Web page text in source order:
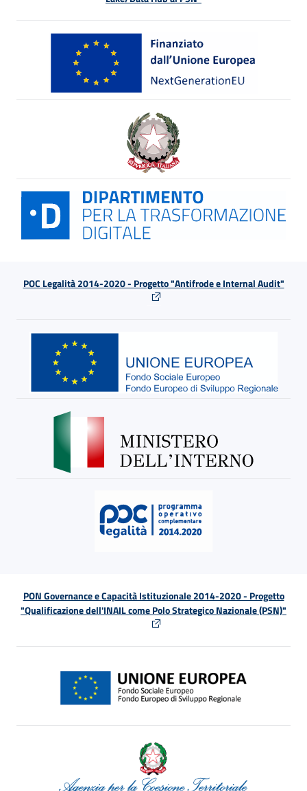
POC Legalità 2014-2020 - Progetto "Antifrode e Internal Audit"
PON Governance e Capacità Istituzionale 2014-2020 - Progetto
"Qualificazione dell'INAIL come Polo Strategico Nazionale (PSN)"